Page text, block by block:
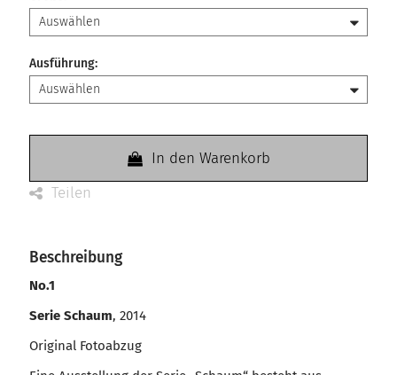
Ausführung:
In den Warenkorb
Teilen
Beschreibung
No.1
Serie Schaum, 2014
Original Fotoabzug